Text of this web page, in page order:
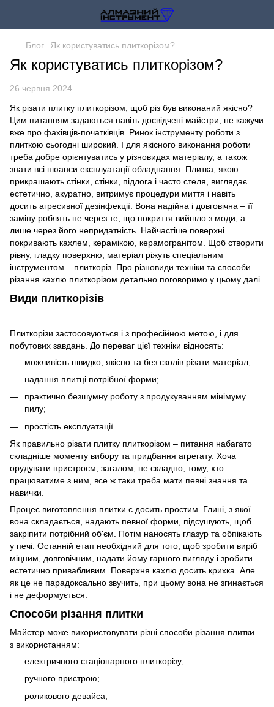
Блог Як користуватись плиткорізом?
Як користуватись плиткорізом?
26 червня 2024
Як різати плитку плиткорізом, щоб різ був виконаний якісно?
Цим питанням задаються навіть досвідчені майстри, не кажучи
вже про фахівців-початківців. Ринок інструменту роботи з
плиткою сьогодні широкий. І для якісного виконання роботи
треба добре орієнтуватись у різновидах матеріалу, а також
знати всі нюанси експлуатації обладнання. Плитка, якою
прикрашають стінки, стінки, підлога і часто стеля, виглядає
естетично, акуратно, витримує процедури миття і навіть
досить агресивної дезінфекції. Вона надійна і довговічна – її
заміну роблять не через те, що покриття вийшло з моди, а
лише через його непридатність. Найчастіше поверхні
покривають кахлем, керамікою, керамогранітом. Щоб створити
рівну, гладку поверхню, матеріал ріжуть спеціальним
інструментом – плиткоріз. Про різновиди техніки та способи
різання кахлю плиткорізом детально поговоримо у цьому далі.
Види плиткорізів
Плиткорізи застосовуються і з професійною метою, і для
побутових завдань. До переваг цієї техніки відносять:
можливість швидко, якісно та без сколів різати матеріал;
надання плитці потрібної форми;
практично безшумну роботу з продукуванням мінімуму
пилу;
простість експлуатації.
Як правильно різати плитку плиткорізом – питання набагато
складніше моменту вибору та придбання агрегату. Хоча
орудувати пристроєм, загалом, не складно, тому, хто
працюватиме з ним, все ж таки треба мати певні знання та
навички.
Процес виготовлення плитки є досить простим. Глині, з якої
вона складається, надають певної форми, підсушують, щоб
закріпити потрібний об'єм. Потім наносять глазур та обпікають
у печі. Останній етап необхідний для того, щоб зробити виріб
міцним, довговічним, надати йому гарного вигляду і зробити
естетично привабливим. Поверхня кахлю досить крихка. Але
як це не парадоксально звучить, при цьому вона не згинається
і не деформується.
Способи різання плитки
Майстер може використовувати різні способи різання плитки –
з використанням:
електричного стаціонарного плиткорізу;
ручного пристрою;
роликового девайса;